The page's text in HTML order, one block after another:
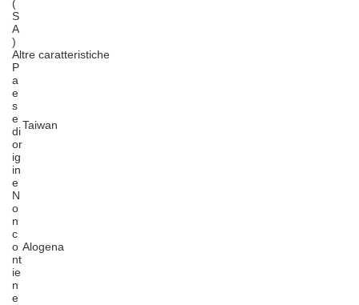
(
S
A
)
Altre caratteristiche
P
a
e
s
e
di
or
ig
in
e
Taiwan
N
o
n
c
o
nt
ie
n
e
Alogena